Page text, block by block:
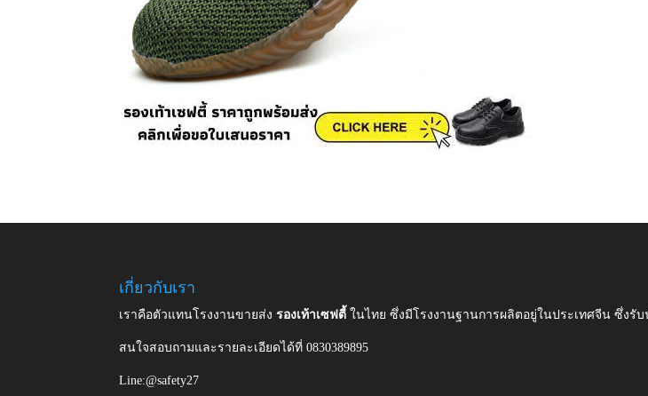
เกี่ยวกับเรา
เราคือตัวแทนโรงงานขายส่งรองเท้าเซฟตี้ในไทย ซึ่งมีโรงงานฐานการผลิตอยู่ในประเทศจีน ซึ่ง
สนใจสอบถามและรายละเอียดได้ที่ 0830389895
Line:@safety27